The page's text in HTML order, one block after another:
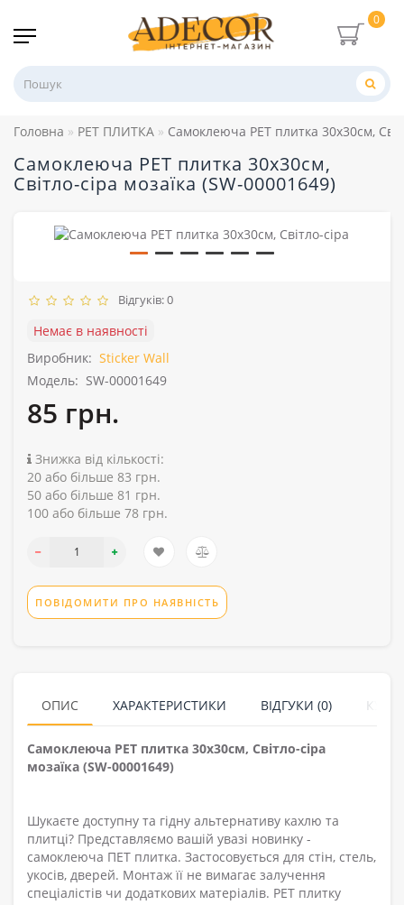
0
Головна PET ПЛИТКА Самоклеюча PET плитка 30х30см,
Самоклеюча PET плитка 30х30см,
Світло-сіра мозаїка (SW-00001649)
Відгуків: 0
Немає в наявності
Виробник: Sticker Wall
Модель: SW-00001649
85 грн.
Знижка від кількості:
20 або більше 83 грн.
50 або більше 81 грн.
100 або більше 78 грн.
ПОВІДОМИТИ ПРО НАЯВНІСТЬ
ОПИС ХАРАКТЕРИСТИКИ ВІДГУКИ (0)
Самоклеюча PET плитка 30х30см, Світло-сіра
мозаїка (SW-00001649)
Шукаєте доступну та гідну альтернативу кахлю та
плитці? Представляємо вашій увазі новинку -
самоклеюча ПЕТ плитка. Застосовується для стін, стель,
укосів, дверей. Монтаж її не вимагає залучення
спеціалістів чи додаткових матеріалів. PET плитку